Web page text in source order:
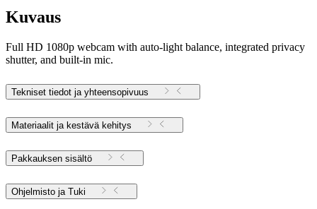
Kuvaus
Full HD 1080p webcam with auto-light balance, integrated privacy
shutter, and built-in mic.
Tekniset tiedot ja yhteensopivuus
Materiaalit ja kestävä kehitys
Pakkauksen sisältö
Ohjelmisto ja Tuki